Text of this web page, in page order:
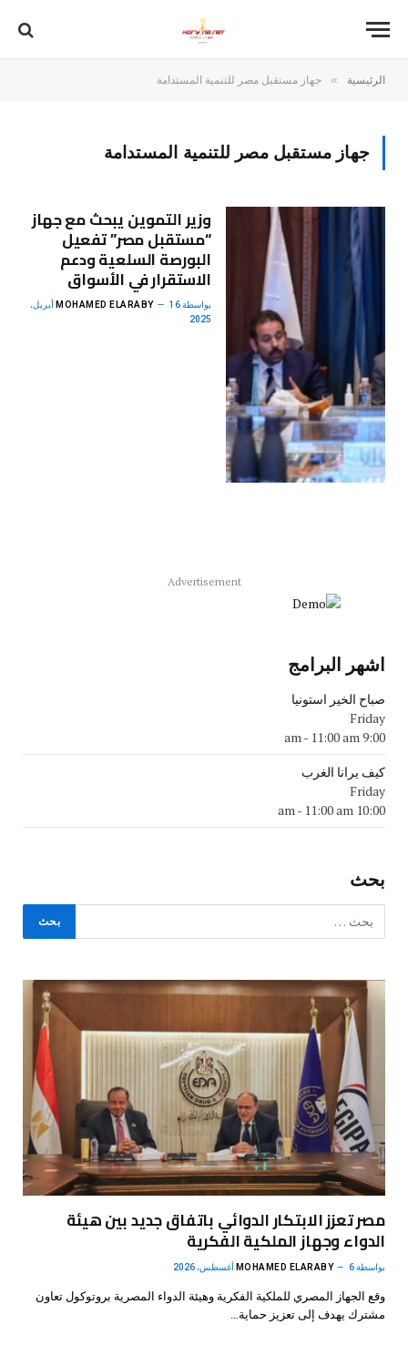
الرئيسية » جهاز مستقبل مصر للتنمية المستدامة
جهاز مستقبل مصر للتنمية المستدامة
وزير التموين يبحث مع جهاز
“مستقبل مصر” تفعيل
البورصة السلعية ودعم
الاستقرار في الأسواق
بواسطة MOHAMED ELARABY 16 أبريل،
2025
Advertisement
اشهر البرامج
صباح الخير استونيا
Friday
9:00 am
- 11:00 am
كيف يرانا الغرب
Friday
10:00 am
- 11:00 am
بحث
مصر تعزز الابتكار الدوائي باتفاق جديد بين هيئة
الدواء وجهاز الملكية الفكرية
بواسطة MOHAMED ELARABY 6 أغسطس، 2026
وقع الجهاز المصري للملكية الفكرية وهيئة الدواء المصرية بروتوكول تعاون
مشترك يهدف إلى تعزيز حماية…